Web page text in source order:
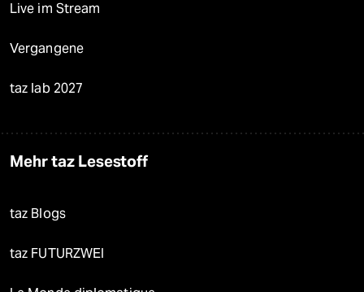
Live im Stream
Vergangene
taz lab 2027
Mehr taz Lesestoff
taz Blogs
taz FUTURZWEI